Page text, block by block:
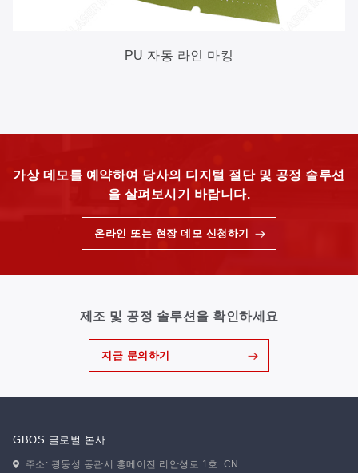
PU 자동 라인 마킹
가상 데모를 예약하여 당사의 디지털 절단 및 공정 솔루션
을 살펴보시기 바랍니다.
온라인 또는 현장 데모 신청하기
제조 및 공정 솔루션을 확인하세요
지금 문의하기
GBOS 글로벌 본사
주소: 광둥성 동관시 홍메이진 리안셩로 1호. CN